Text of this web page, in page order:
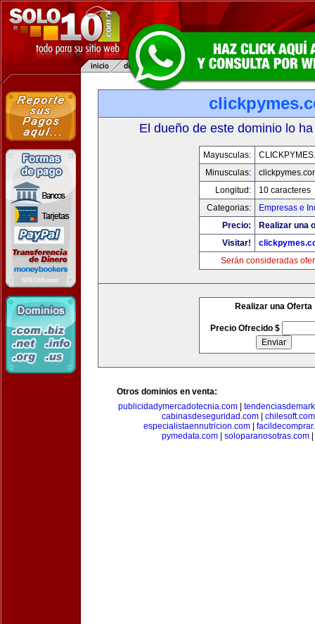
El dueño de este dominio lo
Mayusculas:
Minusculas:
Longitud:
10 caracteres
Categorias:
Empresas e
Precio:
Realizar una
Visitar!
Serán consideradas
Realizar una Oferta
Precio Ofrecido $
Otros dominios en venta:
publicidadymercadotecnia.com|
cabinasdeseguridad.com| chilesoft.com
especialistaennutricion.com|
pymedata.com
soloparanosotras.com